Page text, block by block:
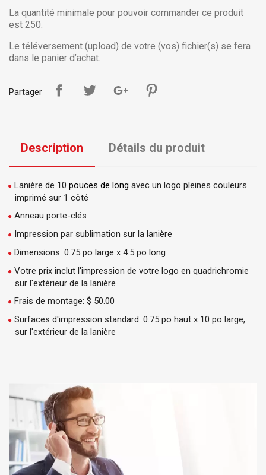
La quantité minimale pour pouvoir commander ce produit
est 250.
Le téléversement (upload) de votre (vos) fichier(s) se fera
dans le panier d’achat.
Partager
Description Détails du produit
Lanière de 10 pouces de long avec un logo pleines couleurs
imprimé sur 1 côté
Anneau porte-clés
Impression par sublimation sur la lanière
Dimensions: 0.75 po large x 4.5 po long
Votre prix inclut l'impression de votre logo en quadrichromie
sur l'extérieur de la lanière
Frais de montage: $ 50.00
Surfaces d'impression standard: 0.75 po haut x 10 po large,
sur l'extérieur de la lanière